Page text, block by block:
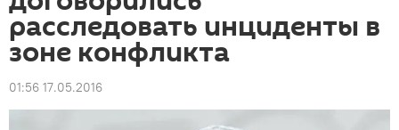
расследовать инциденты в
зоне конфликта
01:56 17.05.2016